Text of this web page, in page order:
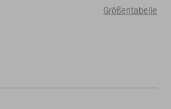
Größentabelle